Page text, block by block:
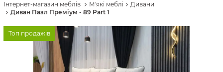
Інтернет-магазин меблів М'які меблі
Дивани
Диван Пазл Преміум - 89 Part 1
Топ продажів